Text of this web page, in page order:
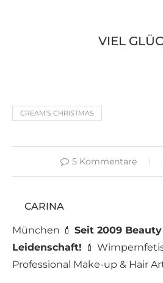
VIEL
CREAM'S CHRISTMAS
5 Kommentare
CARINA
München 💄 Seit 2009
Leidenschaft! 💄
Professional Make-up & Hair